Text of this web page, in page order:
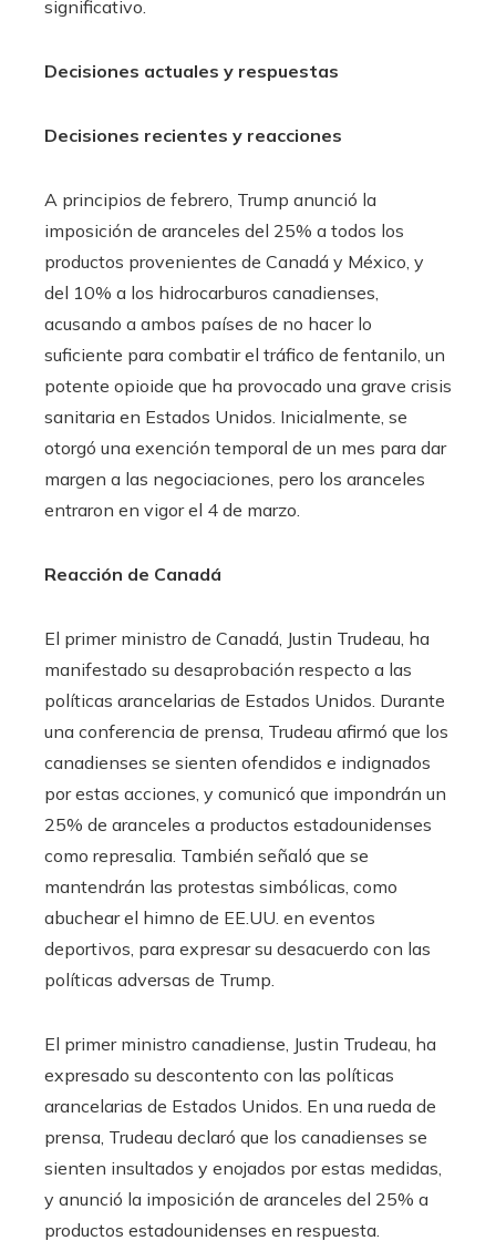
significativo.
Decisiones actuales y respuestas
Decisiones recientes y reacciones
A principios de febrero, Trump anunció la
imposición de aranceles del 25% a todos los
productos provenientes de Canadá y México, y
del 10% a los hidrocarburos canadienses,
acusando a ambos países de no hacer lo
suficiente para combatir el tráfico de fentanilo, un
potente opioide que ha provocado una grave crisis
sanitaria en Estados Unidos. Inicialmente, se
otorgó una exención temporal de un mes para dar
margen a las negociaciones, pero los aranceles
entraron en vigor el 4 de marzo. ​
Reacción de Canadá
El primer ministro de Canadá, Justin Trudeau, ha
manifestado su desaprobación respecto a las
políticas arancelarias de Estados Unidos. Durante
una conferencia de prensa, Trudeau afirmó que los
canadienses se sienten ofendidos e indignados
por estas acciones, y comunicó que impondrán un
25% de aranceles a productos estadounidenses
como represalia. También señaló que se
mantendrán las protestas simbólicas, como
abuchear el himno de EE.UU. en eventos
deportivos, para expresar su desacuerdo con las
políticas adversas de Trump.
El primer ministro canadiense, Justin Trudeau, ha
expresado su descontento con las políticas
arancelarias de Estados Unidos. En una rueda de
prensa, Trudeau declaró que los canadienses se
sienten insultados y enojados por estas medidas,
y anunció la imposición de aranceles del 25% a
productos estadounidenses en respuesta.